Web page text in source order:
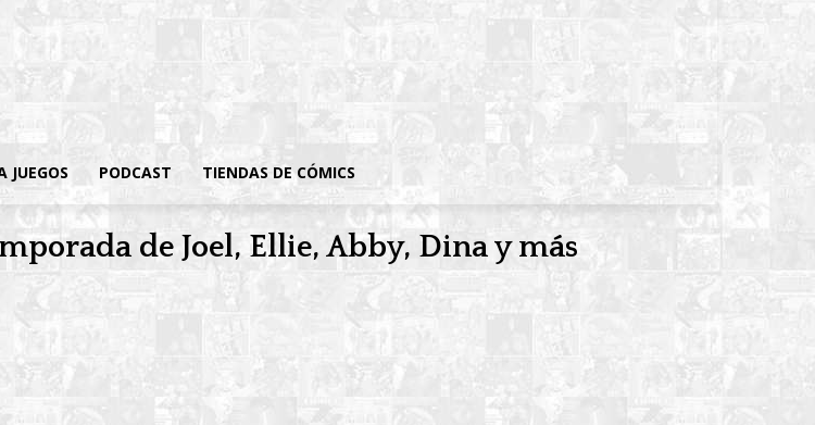
JUEGOS PODCAST TIENDAS DE CÓMICS
de Joel, Ellie, Abby, Dina y más